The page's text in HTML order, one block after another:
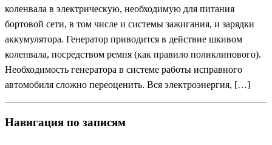
коленвала в электрическую, необходимую для питания
бортовой сети, в том числе и системы зажигания, и зарядки
аккумулятора. Генератор приводится в действие шкивом
коленвала, посредством ремня (как правило поликлинового).
Необходимость генератора в системе работы исправного
автомобиля сложно переоценить. Вся электроэнергия, […]
Навигация по записям